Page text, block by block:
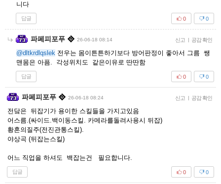
니다
답글 0
0
파페피포푸 26-06-18 08:14 신고 | 공감 확인
@dltkrdlqslek 전우는 몸이튼튼하기보다 방어판정이 좋아서 그름 쌩
맨몸은 아픔. 각성위치도 같은이유로 딴딴함
답글 0
0
파페피포푸 26-06-18 08:24 신고 | 공감 확인
전닼은 뒤잡기가 용이한 스킬들을 가지고있음
어스름.(싸이드.백이동스킬. 카메라를돌려사용시 뒤잡)
황혼의질주(전진관통스킬).
야상곡 (뒤잡는스킬)
어느 직업을 하셔도 백잡는건 필요합니다.
답글 0
0